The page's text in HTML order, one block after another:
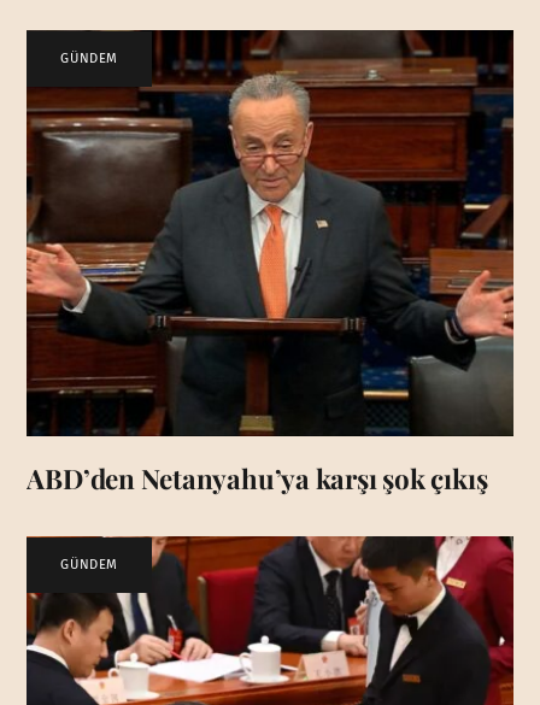
GÜNDEM
ABD’den Netanyahu’ya karşı şok çıkış
GÜNDEM